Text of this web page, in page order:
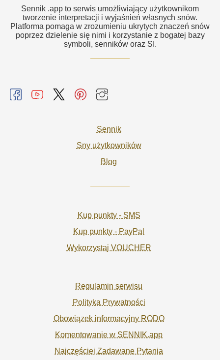
Sennik .app to serwis umożliwiający użytkownikom
tworzenie interpretacji i wyjaśnień własnych snów.
Platforma pomaga w zrozumieniu ukrytych znaczeń snów
poprzez dzielenie się nimi i korzystanie z bogatej bazy
symboli, senników oraz SI.
Sennik
Sny użytkowników
Blog
Kup punkty - SMS
Kup punkty - PayPal
Wykorzystaj VOUCHER
Regulamin serwisu
Polityka Prywatności
Obowiązek informacyjny RODO
Komentowanie w SENNIK.app
Najczęściej Zadawane Pytania